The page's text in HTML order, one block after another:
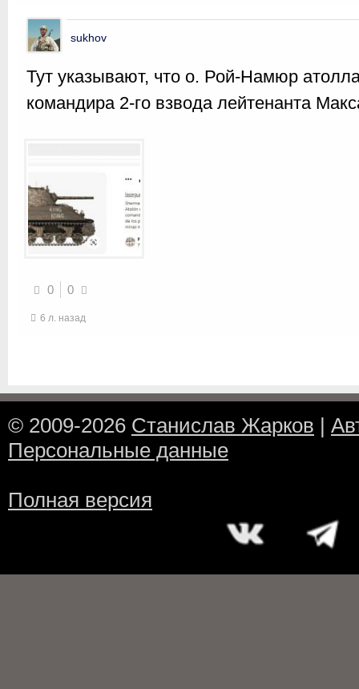
sukhov
Тут указывают, что о. Рой-Намюр
командира 2-го взвода лейтенанта
0 0
6 л. назад
© 2009-2026 Станислав Жарков |
Персональные данные
Полная версия